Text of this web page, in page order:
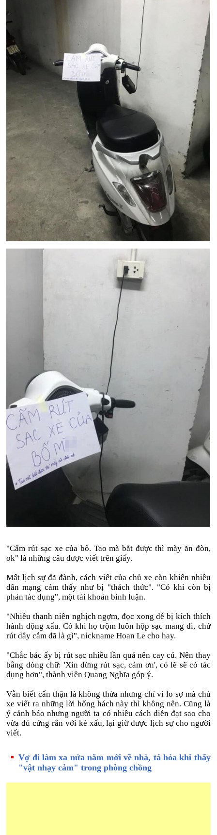
"Cấm rút sạc xe của bố. Tao mà bắt được thì mày ăn đòn,
ok" là những câu được viết trên giấy.
Mất lịch sự đã đành, cách viết của chủ xe còn khiến nhiều
dân mạng cảm thấy như bị "thách thức". "Có khi còn bị
phản tác dụng", một tài khoản bình luận.
"Nhiều thanh niên nghịch ngợm, đọc xong dễ bị kích thích
hành động xấu. Có khi họ trộm luôn hộp sạc mang đi, chứ
rút dây cắm đã là gì", nickname Hoan Le cho hay.
"Chắc bác ấy bị rút sạc nhiều lần quá nên cay cú. Nên thay
bằng dòng chữ: 'Xin đừng rút sạc, cảm ơn', có lẽ sẽ có tác
dụng hơn", thành viên Quang Nghĩa góp ý.
Vẫn biết cẩn thận là không thừa nhưng chỉ vì lo sợ mà chủ
xe viết ra những lời hống hách này thì không nên. Cũng là
ý cảnh báo nhưng người ta có nhiều cách diễn đạt sao cho
vừa đủ cứng rắn với kẻ xấu, lại giữ được lịch sự cho người
viết.
Vợ đi làm xa nửa năm mới về nhà, tá hỏa khi thấy
"vật nhạy cảm" trong phòng chồng